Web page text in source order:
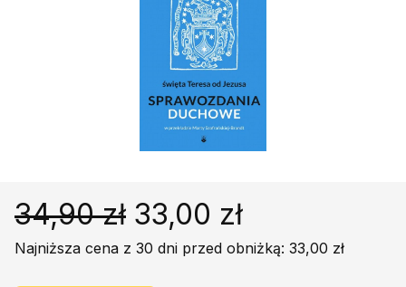
Poradniki, leksykony...
Podręczniki szkolne
Promocja
34,90 zł 33,00 zł
Najniższa cena z 30 dni przed obniżką: 33,00 zł